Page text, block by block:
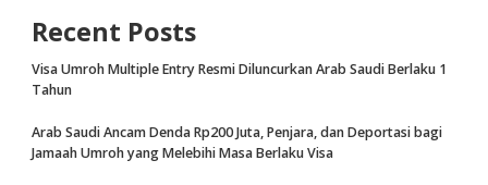
Recent Posts
Visa Umroh Multiple Entry Resmi Diluncurkan Arab Saudi Berlaku 1
Tahun
Arab Saudi Ancam Denda Rp200 Juta, Penjara, dan Deportasi bagi
Jamaah Umroh yang Melebihi Masa Berlaku Visa